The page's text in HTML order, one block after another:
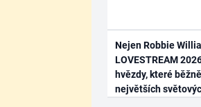
Nejen Robbie
LOVESTREAM
hvězdy, které
největších